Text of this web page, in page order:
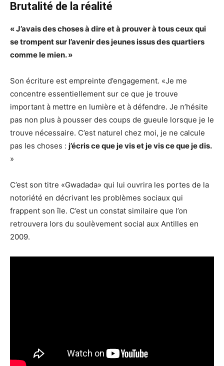
Brutalité de la réalité
« J’avais des choses à dire et à prouver à tous ceux qui
se trompent sur l’avenir des jeunes issus des quartiers
comme le mien. »
Son écriture est empreinte d’engagement. «Je me
concentre essentiellement sur ce que je trouve
important à mettre en lumière et à défendre. Je n’hésite
pas non plus à pousser des coups de gueule lorsque je le
trouve nécessaire. C’est naturel chez moi, je ne calcule
pas les choses : j’écris ce que je vis et je vis ce que je dis.
»
C’est son titre «Gwadada» qui lui ouvrira les portes de la
notoriété en décrivant les problèmes sociaux qui
frappent son île. C’est un constat similaire que l’on
retrouvera lors du soulèvement social aux Antilles en
2009.